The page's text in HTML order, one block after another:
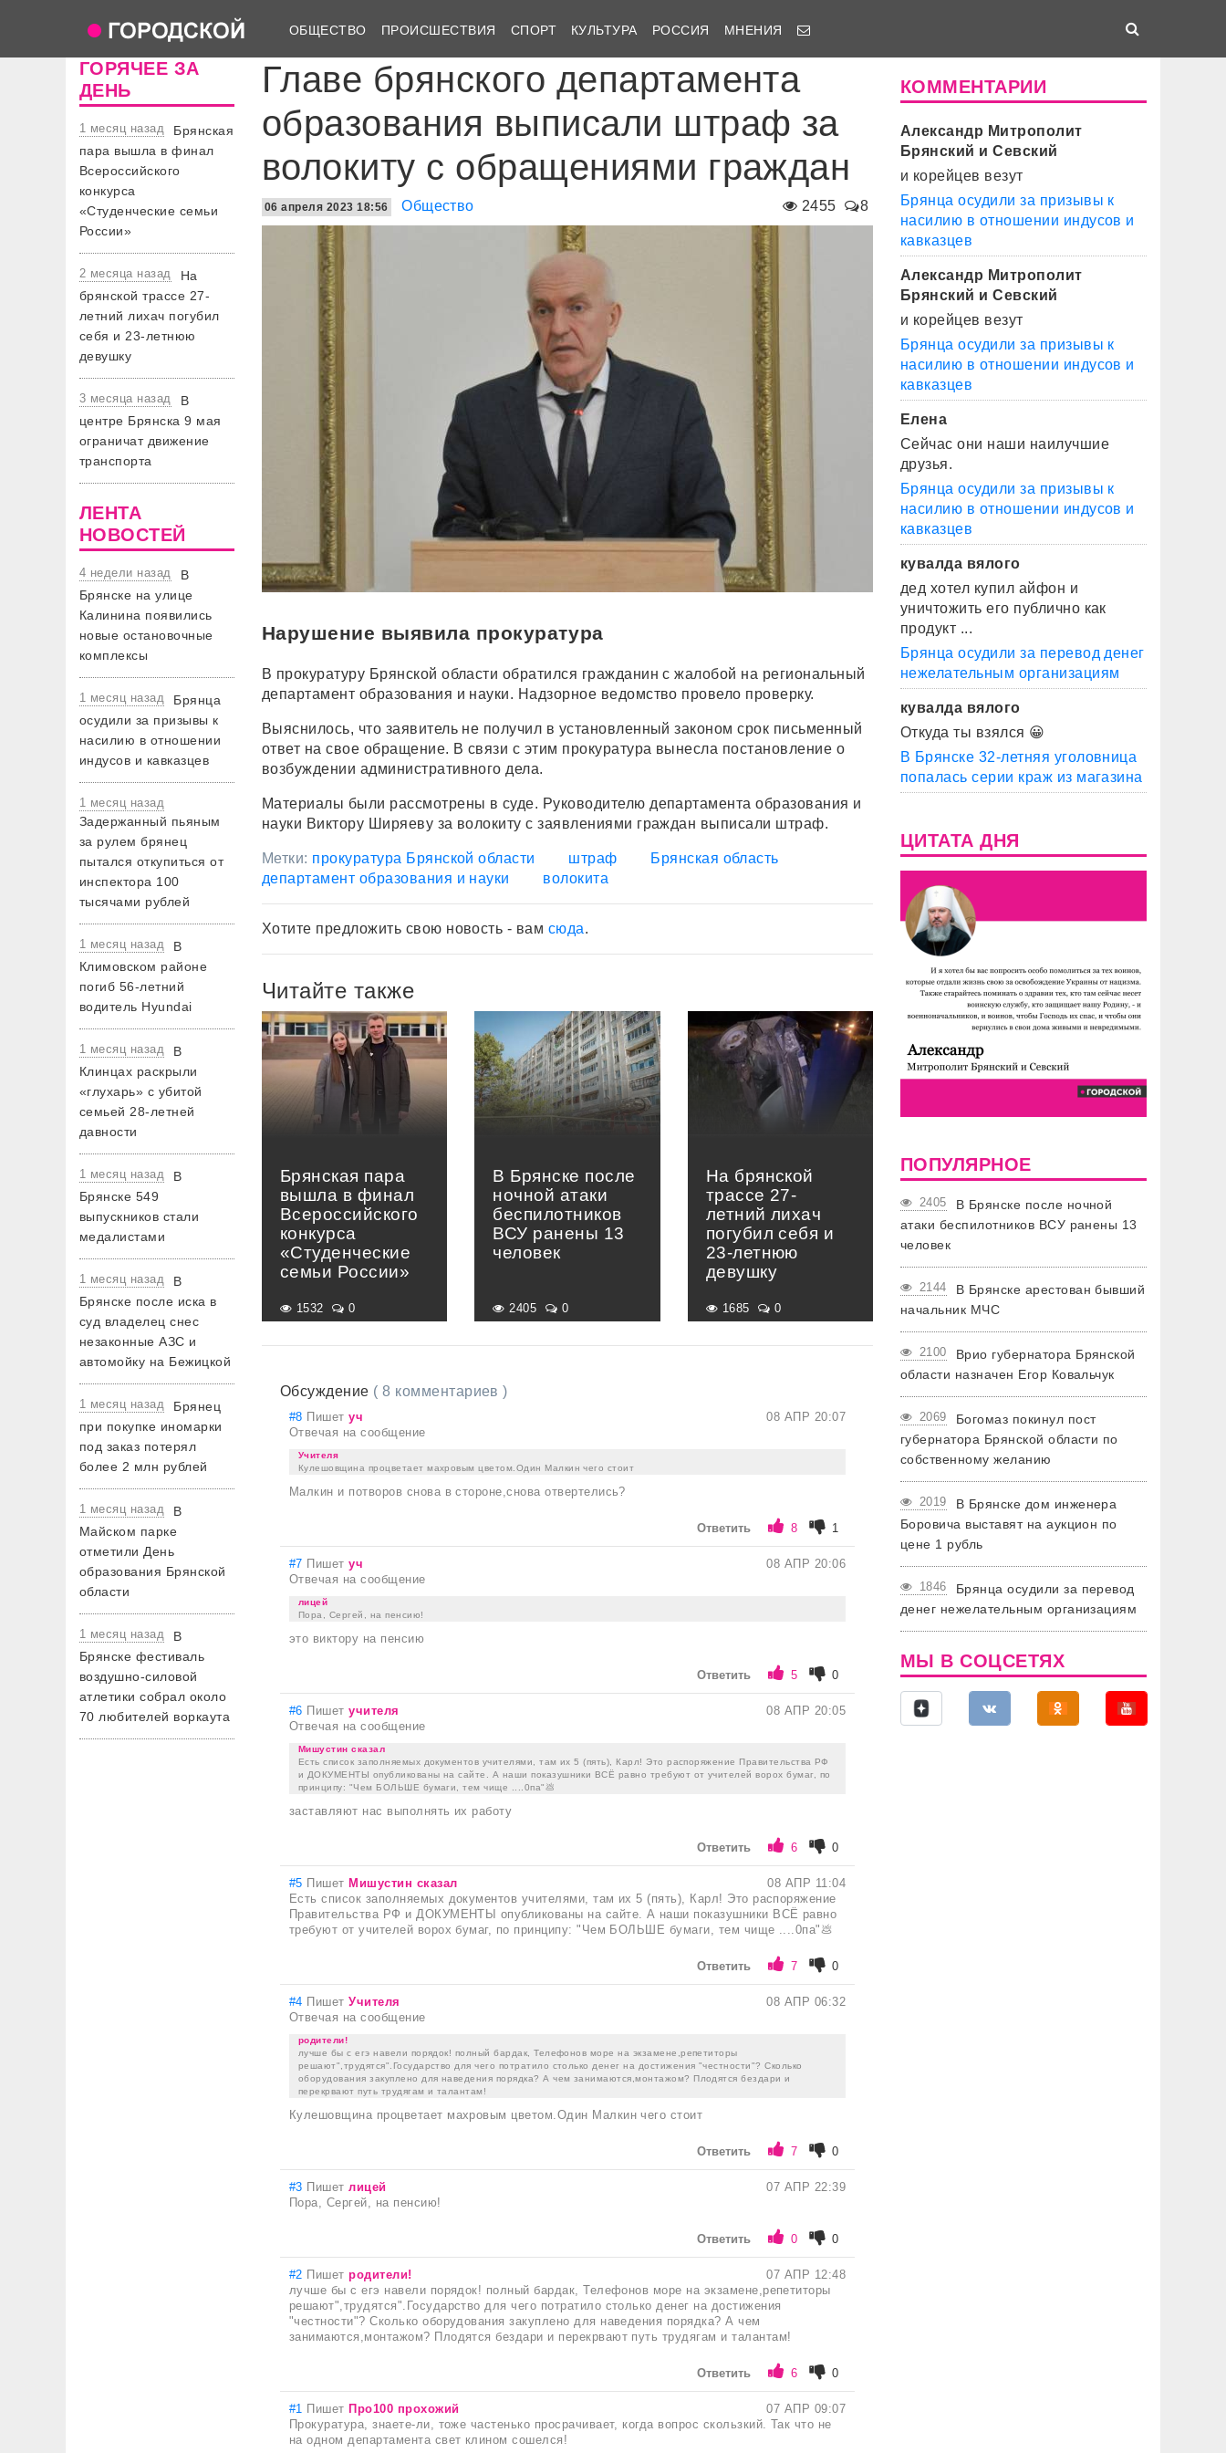
ОБЩЕСТВО ПРОИСШЕСТВИЯ СПОРТ КУЛЬТУРА РОССИЯ МНЕНИЯ
ГОРЯЧЕЕ ЗА
ДЕНЬ
1 месяц назад
Брянская
пара вышла в финал
Всероссийского
конкурса
«Студенческие семьи
России»
2 месяца назад
На
брянской трассе 27-
летний лихач погубил
себя и 23-летнюю
девушку
3 месяца назад
В
центре Брянска 9 мая
ограничат движение
транспорта
ЛЕНТА
НОВОСТЕЙ
4 недели назад
В
Брянске на улице
Калинина появились
новые остановочные
комплексы
1 месяц назад
Брянца
осудили за призывы к
насилию в отношении
индусов и кавказцев
1 месяц назад
Задержанный пьяным
за рулем брянец
пытался откупиться от
инспектора 100
тысячами рублей
1 месяц назад
В
Климовском районе
погиб 56-летний
водитель Hyundai
1 месяц назад
В
Клинцах раскрыли
«глухарь» с убитой
семьей 28-летней
давности
1 месяц назад
В
Брянске 549
выпускников стали
медалистами
1 месяц назад
В
Брянске после иска в
суд владелец снес
незаконные АЗС и
автомойку на Бежицкой
1 месяц назад
Брянец
при покупке иномарки
под заказ потерял
более 2 млн рублей
1 месяц назад
В
Майском парке
отметили День
образования Брянской
области
1 месяц назад
В
Брянске фестиваль
воздушно-силовой
атлетики собрал около
70 любителей воркаута
Главе брянского департамента
образования выписали штраф за
волокиту с обращениями граждан
2455 8
06 апреля 2023 18:56 Общество
Нарушение выявила прокуратура
В прокуратуру Брянской области обратился гражданин с жалобой на региональный
департамент образования и науки. Надзорное ведомство провело проверку.
Выяснилось, что заявитель не получил в установленный законом срок письменный
ответ на свое обращение. В связи с этим прокуратура вынесла постановление о
возбуждении административного дела.
Материалы были рассмотрены в суде. Руководителю департамента образования и
науки Виктору Ширяеву за волокиту с заявлениями граждан выписали штраф.
Метки: прокуратура Брянской области штраф
Брянская область
департамент образования и науки
волокита
Хотите предложить свою новость - вам сюда.
Читайте также
Брянская пара
вышла в финал
Всероссийского
конкурса
«Студенческие
семьи России»
1532 0
В Брянске после
ночной атаки
беспилотников
ВСУ ранены 13
человек
2405 0
На брянской
трассе 27-
летний лихач
погубил себя и
23-летнюю
девушку
1685 0
Обсуждение ( 8 комментариев )
#8 Пишетуч
08 АПР 20:07
Отвечая на сообщение
Учителя
Кулешовщина процветает махровым цветом.Один Малкин чего стоит
Малкин и потворов снова в стороне,снова отвертелись?
Ответить 8 1
#7 Пишетуч
08 АПР 20:06
Отвечая на сообщение
лицей
Пора, Сергей, на пенсию!
это виктору на пенсию
Ответить 5 0
#6 Пишетучителя
08 АПР 20:05
Отвечая на сообщение
Мишустин сказал
Есть список заполняемых документов учителями, там их 5 (пять), Карл! Это распоряжение Правительства РФ
и ДОКУМЕНТЫ опубликованы на сайте. А наши показушники ВСЁ равно требуют от учителей ворох бумаг, по
принципу: "Чем БОЛЬШЕ бумаги, тем чище ....0па"💩
заставляют нас выполнять их работу
Ответить 6 0
#5 Пишет Мишустин сказал
08 АПР 11:04
Есть список заполняемых документов учителями, там их 5 (пять), Карл! Это распоряжение
Правительства РФ и ДОКУМЕНТЫ опубликованы на сайте. А наши показушники ВСЁ равно
требуют от учителей ворох бумаг, по принципу: "Чем БОЛЬШЕ бумаги, тем чище ....0па"💩
Ответить 7 0
#4 ПишетУчителя
08 АПР 06:32
Отвечая на сообщение
родители!
лучше бы с егэ навели порядок! полный бардак, Телефонов море на экзамене,репетиторы
решают",трудятся".Государство для чего потратило столько денег на достижения "честности"? Сколько
оборудования закуплено для наведения порядка? А чем занимаются,монтажом? Плодятся бездари и
перекрвают путь трудягам и талантам!
Кулешовщина процветает махровым цветом.Один Малкин чего стоит
Ответить 7 0
#3 Пишетлицей
07 АПР 22:39
Пора, Сергей, на пенсию!
Ответить 0 0
#2 Пишетродители!
07 АПР 12:48
лучше бы с егэ навели порядок! полный бардак, Телефонов море на экзамене,репетиторы
решают",трудятся".Государство для чего потратило столько денег на достижения
"честности"? Сколько оборудования закуплено для наведения порядка? А чем
занимаются,монтажом? Плодятся бездари и перекрвают путь трудягам и талантам!
Ответить 6 0
#1 Пишет Про100 прохожий
07 АПР 09:07
Прокуратура, знаете-ли, тоже частенько просрачивает, когда вопрос скользкий. Так что не
на одном департамента свет клином сошелся!
КОММЕНТАРИИ
Александр Митрополит
Брянский и Севский
и корейцев везут
Брянца осудили за призывы к
насилию в отношении индусов и
кавказцев
Александр Митрополит
Брянский и Севский
и корейцев везут
Брянца осудили за призывы к
насилию в отношении индусов и
кавказцев
Елена
Сейчас они наши наилучшие
друзья.
Брянца осудили за призывы к
насилию в отношении индусов и
кавказцев
кувалда вялого
дед хотел купил айфон и
уничтожить его публично как
продукт ...
Брянца осудили за перевод денег
нежелательным организациям
кувалда вялого
Откуда ты взялся 😀
В Брянске 32-летняя уголовница
попалась серии краж из магазина
ЦИТАТА ДНЯ
ПОПУЛЯРНОЕ
2405
В Брянске после ночной
атаки беспилотников ВСУ ранены 13
человек
2144
В Брянске арестован бывший
начальник МЧС
2100
Врио губернатора Брянской
области назначен Егор Ковальчук
2069
Богомаз покинул пост
губернатора Брянской области по
собственному желанию
2019
В Брянске дом инженера
Боровича выставят на аукцион по
цене 1 рубль
1846
Брянца осудили за перевод
денег нежелательным организациям
МЫ В СОЦСЕТЯХ